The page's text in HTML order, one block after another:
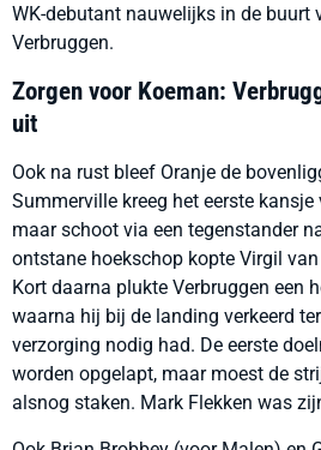
WK-debutant nauwelijks in de buurt
Verbruggen.
Zorgen voor Koeman:
uit
Ook na rust bleef Oranje de
Summerville kreeg het eerste
maar schoot via een tegenstander
ontstane hoekschop kopte Virgil
Kort daarna plukte Verbruggen een
waarna hij bij de landing verkeerd
verzorging nodig had. De eerste
worden opgelapt, maar moest de
alsnog staken. Mark Flekken was